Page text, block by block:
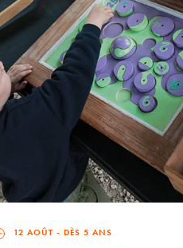
12 AOÛT - DÈS 5 ANS